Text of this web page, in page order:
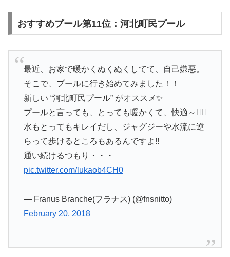
おすすめプール第11位：河北町民プール
最近、お家で暖かくぬくぬくしてて、自己嫌悪。
そこで、プールに行き始めてみました！！
新しい “河北町民プール” がオススメ✨
プールと言っても、とっても暖かくて、快適～🏊‍♀️
水もとってもキレイだし、ジャグジーや水流に逆
らって歩けるところもあるんですよ!!
通い続けるつもり・・・
pic.twitter.com/lukaob4CH0
— Franus Branche(フラナス) (@fnsnitto)
February 20, 2018